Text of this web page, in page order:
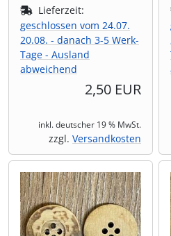
Lieferzeit:
geschlossen vom 24.07.
20.08. - danach 3-5 Werk-
Tage - Ausland
abweichend
2,50 EUR
inkl. deutscher 19 % MwSt.
zzgl. Versandkosten